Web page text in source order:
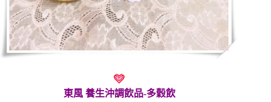
東風 養生沖調飲品-多穀飲